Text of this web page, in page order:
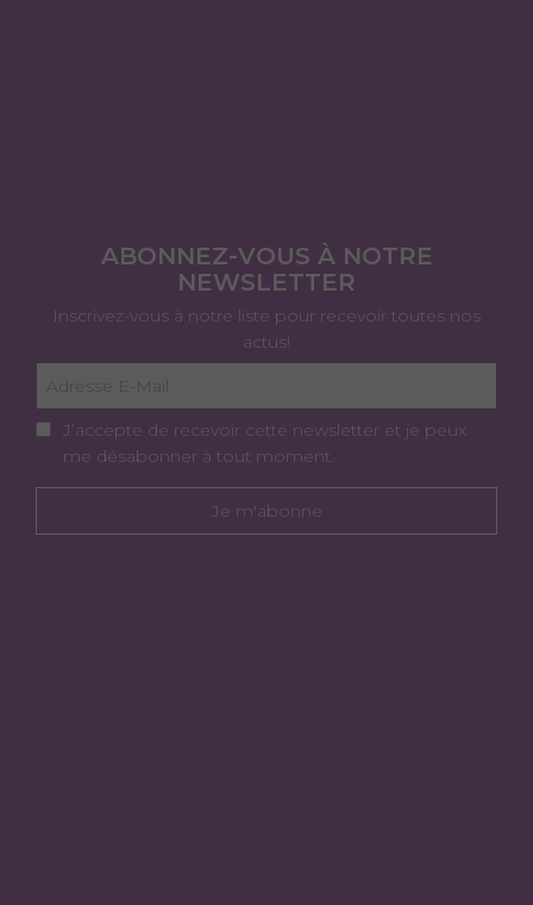
ABONNEZ-VOUS À NOTRE
NEWSLETTER
Inscrivez-vous à notre liste pour recevoir toutes nos
actus!
J’accepte de recevoir cette newsletter et je peux
me désabonner à tout moment.
Je m'abonne